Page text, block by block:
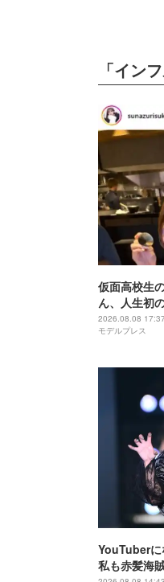
「イン
仮面高校生
ん、人生初
雰囲気ガラ
少女すぎる」
2026.08.08 17:37
モデルプレス
YouTuberに
私も赤髪海